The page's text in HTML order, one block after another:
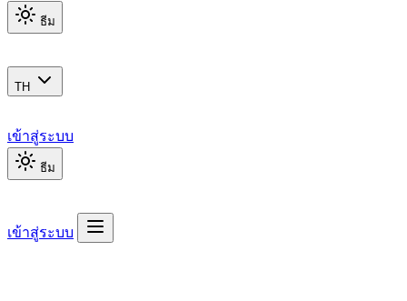
ธีม
TH
เข้าสู่ระบบ
ธีม
เข้าสู่ระบบ